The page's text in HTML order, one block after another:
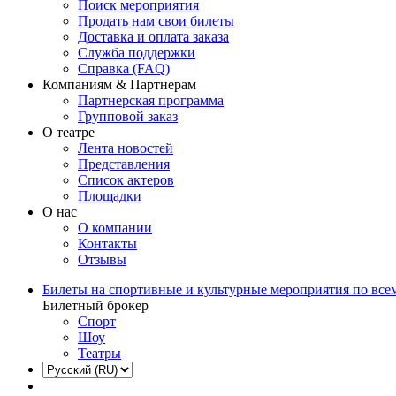
Поиск мероприятия
Продать нам свои билеты
Доставка и оплата заказа
Служба поддержки
Справка (FAQ)
Компаниям & Партнерам
Партнерская программа
Групповой заказ
О театре
Лента новостей
Представления
Список актеров
Площадки
О нас
О компании
Контакты
Отзывы
Билеты на спортивные и культурные мероприятия по
Билетный брокер
Спорт
Шоу
Театры